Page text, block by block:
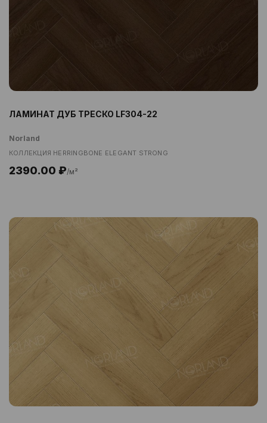
ЛАМИНАТ ДУБ ТРЕСКО LF304-22
Norland
КОЛЛЕКЦИЯ HERRINGBONE ELEGANT STRONG
2390.00 ₽/м²